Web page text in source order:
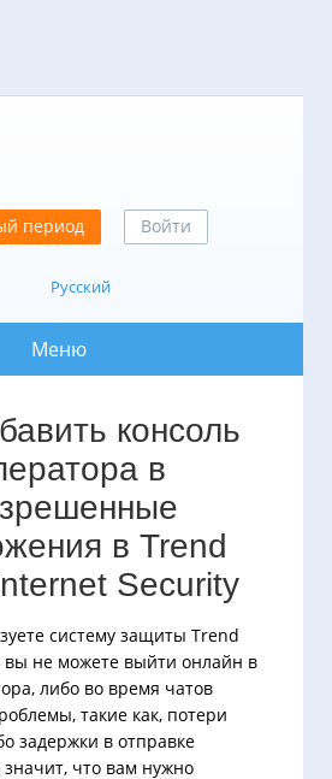
период Войти
Русский
Меню
консоль
в
в Trend
Security
систему защиты Trend
не можете выйти онлайн в
либо во время чатов
такие как, потери
задержки в отправке
что вам нужно